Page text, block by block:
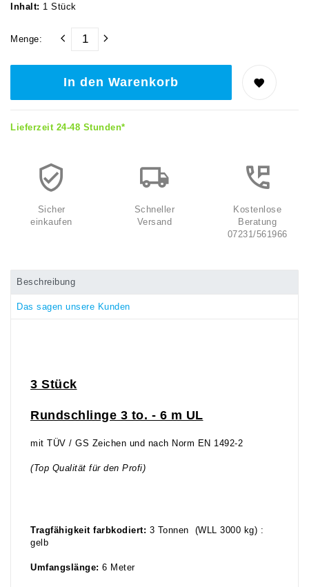
Inhalt: 1 Stück
Menge:
In den Warenkorb
Lieferzeit 24-48 Stunden*
Sicher
einkaufen
Schneller
Versand
Kostenlose
Beratung
07231/561966
Beschreibung
Das sagen unsere Kunden
3 Stück
Rundschlinge 3 to. - 6 m UL
mit TÜV / GS Zeichen und nach Norm EN 1492-2
(Top Qualität für den Profi)
Tragfähigkeit farbkodiert: 3 Tonnen (WLL 3000 kg) :
gelb
Umfangslänge: 6 Meter